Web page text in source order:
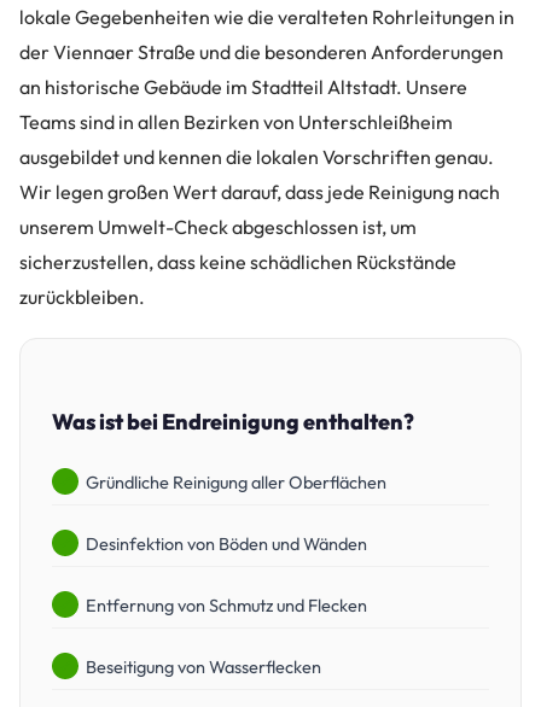
lokale Gegebenheiten wie die veralteten Rohrleitungen in
der Viennaer Straße und die besonderen Anforderungen
an historische Gebäude im Stadtteil Altstadt. Unsere
Teams sind in allen Bezirken von Unterschleißheim
ausgebildet und kennen die lokalen Vorschriften genau.
Wir legen großen Wert darauf, dass jede Reinigung nach
unserem Umwelt-Check abgeschlossen ist, um
sicherzustellen, dass keine schädlichen Rückstände
zurückbleiben.
Was ist bei Endreinigung enthalten?
Gründliche Reinigung aller Oberflächen
Desinfektion von Böden und Wänden
Entfernung von Schmutz und Flecken
Beseitigung von Wasserflecken